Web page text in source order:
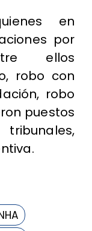
en
por
ellos
robo con
robo
puestos